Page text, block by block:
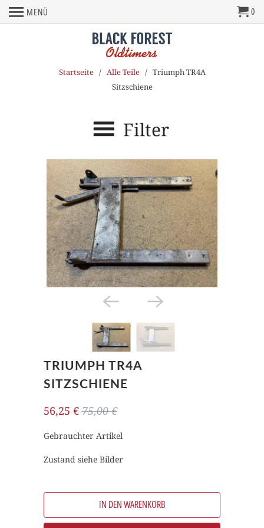
MENÜ 0
Startseite/ Alle Teile/ Triumph TR4A
Sitzschiene
Filter
TRIUMPH TR4A
SITZSCHIENE
56,25 € 75,00 €
Gebrauchter Artikel
Zustand siehe Bilder
IN DEN WARENKORB